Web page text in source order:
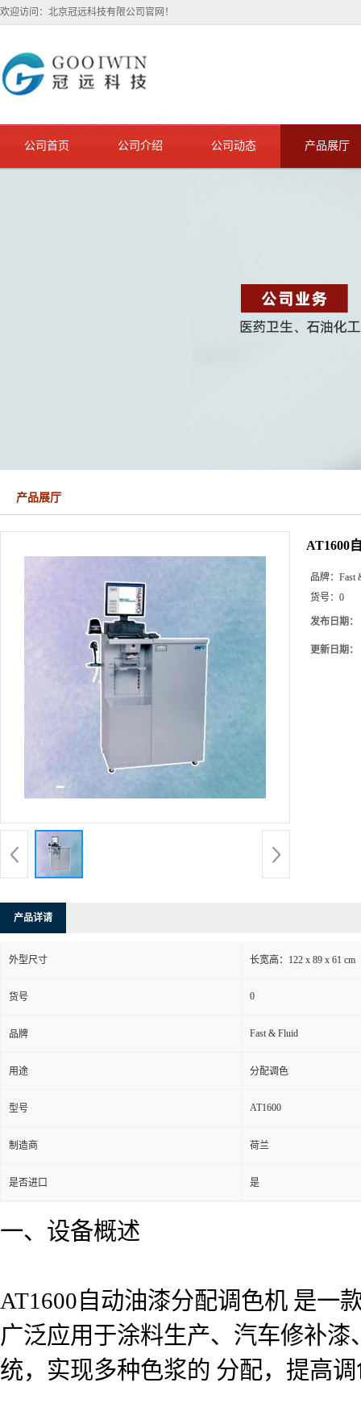
欢迎访问：北京冠远科技有限公司官网！
公司首页 公司介绍 公司动态 产品展厅
产品展厅
AT1600
品牌： Fast
货号： 0
发布日期：
更新日期：
产品详请
外型尺寸 长宽高：122 x 89 x 61 cm
货号 0
品牌 Fast & Fluid
用途 分配调色
型号 AT1600
制造商 荷兰
是否进口 是
一、设备概述
AT1600自动油漆分配调色机 是一
广泛应用于涂料生产、汽车修补
统，实现多种色浆的 分配，提高